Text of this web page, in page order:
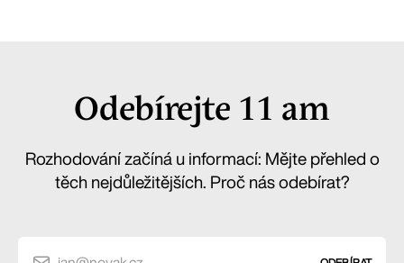
Odebírejte 11 am
Rozhodování začíná u informací: Mějte přehled o
těch nejdůležitějších. Proč nás odebírat?